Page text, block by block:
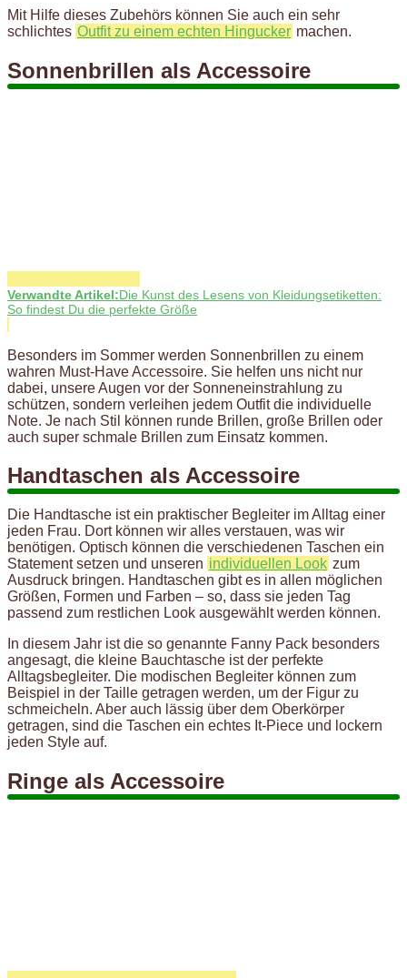
Mit Hilfe dieses Zubehörs können Sie auch ein sehr
schlichtes Outfit zu einem echten Hingucker machen.
Sonnenbrillen als Accessoire
Verwandte Artikel:Die Kunst des Lesens von Kleidungsetiketten:
So findest Du die perfekte Größe
Besonders im Sommer werden Sonnenbrillen zu einem
wahren Must-Have Accessoire. Sie helfen uns nicht nur
dabei, unsere Augen vor der Sonneneinstrahlung zu
schützen, sondern verleihen jedem Outfit die individuelle
Note. Je nach Stil können runde Brillen, große Brillen oder
auch super schmale Brillen zum Einsatz kommen.
Handtaschen als Accessoire
Die Handtasche ist ein praktischer Begleiter im Alltag einer
jeden Frau. Dort können wir alles verstauen, was wir
benötigen. Optisch können die verschiedenen Taschen ein
Statement setzen und unseren individuellen Look zum
Ausdruck bringen. Handtaschen gibt es in allen möglichen
Größen, Formen und Farben – so, dass sie jeden Tag
passend zum restlichen Look ausgewählt werden können.
In diesem Jahr ist die so genannte Fanny Pack besonders
angesagt, die kleine Bauchtasche ist der perfekte
Alltagsbegleiter. Die modischen Begleiter können zum
Beispiel in der Taille getragen werden, um der Figur zu
schmeicheln. Aber auch lässig über dem Oberkörper
getragen, sind die Taschen ein echtes It-Piece und lockern
jeden Style auf.
Ringe als Accessoire